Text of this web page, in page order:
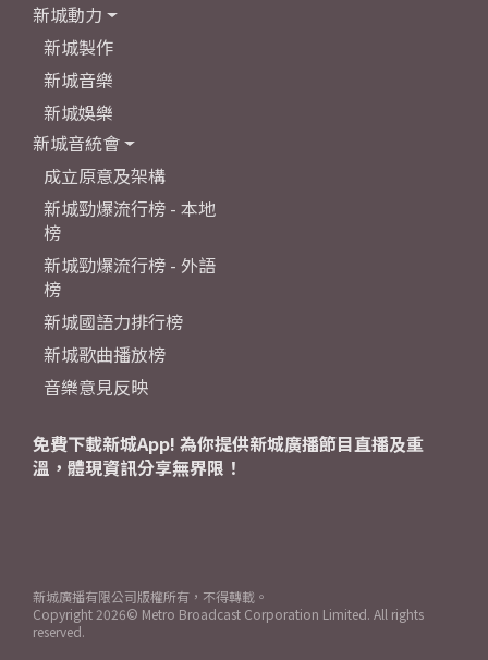
新城動力
新城製作
新城音樂
新城娛樂
新城音統會
成立原意及架構
新城勁爆流行榜 - 本地
榜
新城勁爆流行榜 - 外語
榜
新城國語力排行榜
新城歌曲播放榜
音樂意見反映
免費下載新城App! 為你提供新城廣播節目直播及重
溫，體現資訊分享無界限！
新城廣播有限公司版權所有，不得轉載。
Copyright 2026© Metro Broadcast Corporation Limited. All rights
reserved.